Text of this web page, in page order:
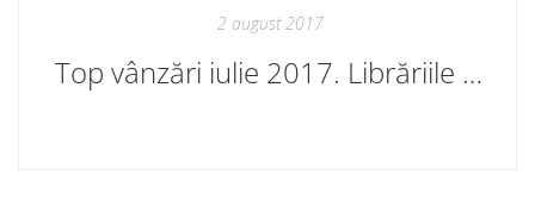
2 august 2017
Top vânzări iulie 2017. Librăriile Cartier